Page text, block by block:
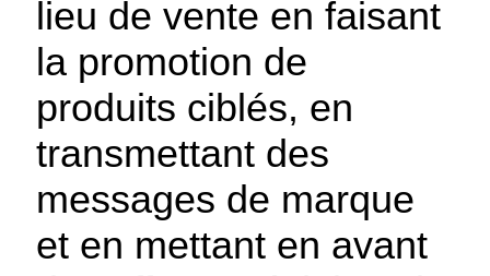
lieu de vente en faisant
la promotion de
produits ciblés, en
transmettant des
messages de marque
et en mettant en avant